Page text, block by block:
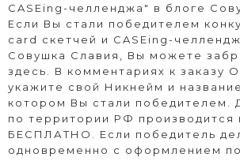
CASEing-челленджа" в блоге
Если Вы стали победителем
card скетчей и CASEing-
Совушка Славия, Вы можете
здесь. В комментариях к заказу
укажите свой Никнейм и
котором Вы стали победителем.
по территории РФ производится
БЕСПЛАТНО. Если победитель
одновременно с оформлением